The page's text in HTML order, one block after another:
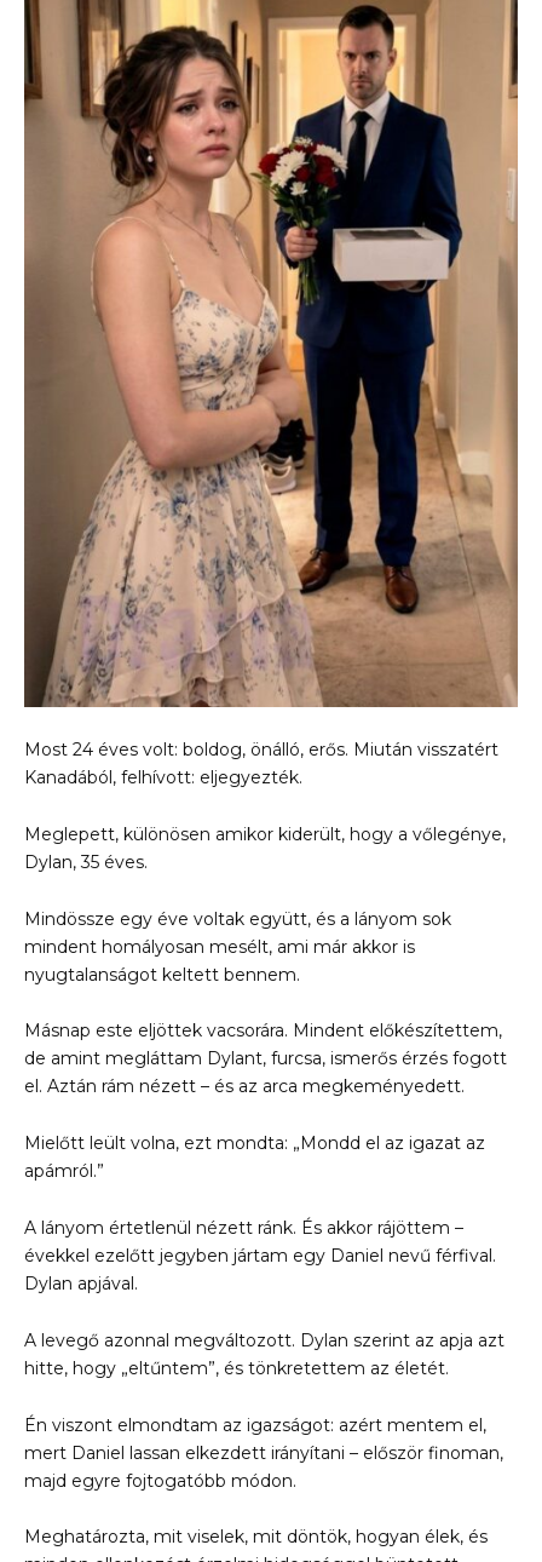
Most 24 éves volt: boldog, önálló, erős. Miután visszatért
Kanadából, felhívott: eljegyezték.
Meglepett, különösen amikor kiderült, hogy a vőlegénye,
Dylan, 35 éves.
Mindössze egy éve voltak együtt, és a lányom sok
mindent homályosan mesélt, ami már akkor is
nyugtalanságot keltett bennem.
Másnap este eljöttek vacsorára. Mindent előkészítettem,
de amint megláttam Dylant, furcsa, ismerős érzés fogott
el. Aztán rám nézett – és az arca megkeményedett.
Mielőtt leült volna, ezt mondta: „Mondd el az igazat az
apámról.”
A lányom értetlenül nézett ránk. És akkor rájöttem –
évekkel ezelőtt jegyben jártam egy Daniel nevű férfival.
Dylan apjával.
A levegő azonnal megváltozott. Dylan szerint az apja azt
hitte, hogy „eltűntem”, és tönkretettem az életét.
Én viszont elmondtam az igazságot: azért mentem el,
mert Daniel lassan elkezdett irányítani – először finoman,
majd egyre fojtogatóbb módon.
Meghatározta, mit viselek, mit döntök, hogyan élek, és